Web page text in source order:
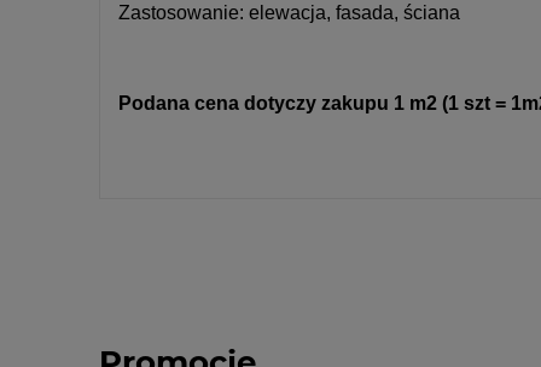
Zastosowanie: elewacja, fasada, ściana
Podana cena dotyczy zakupu 1 m2 (1 szt =